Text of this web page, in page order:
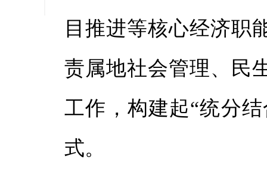
目推进等核心经济职
责属地社会管理、民
工作，构建起“统分
式。